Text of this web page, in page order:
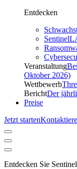
Entdecken
Veranstaltung
Oktober 2026)
Wettbewerb
BerichtDer
Preise
Jetzt starten
Entdecken Sie